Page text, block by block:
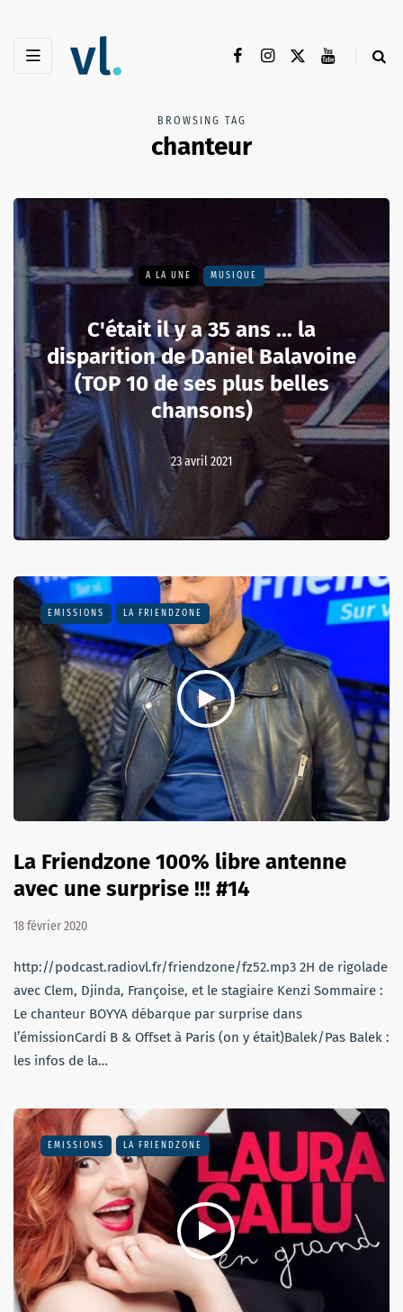
BROWSING TAG
chanteur
A LA UNE MUSIQUE
C'était il y a 35 ans ... la
disparition de Daniel Balavoine
(TOP 10 de ses plus belles
chansons)
23 avril 2021
EMISSIONS LA FRIENDZONE
La Friendzone 100% libre antenne
avec une surprise !!! #14
18 février 2020
http://podcast.radiovl.fr/friendzone/fz52.mp3 2H de rigolade
avec Clem, Djinda, Françoise, et le stagiaire Kenzi Sommaire :
Le chanteur BOYYA débarque par surprise dans
l’émissionCardi B & Offset à Paris (on y était)Balek/Pas Balek :
les infos de la…
EMISSIONS LA FRIENDZONE